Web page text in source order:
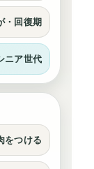
・回復期
ニア世代
をつける